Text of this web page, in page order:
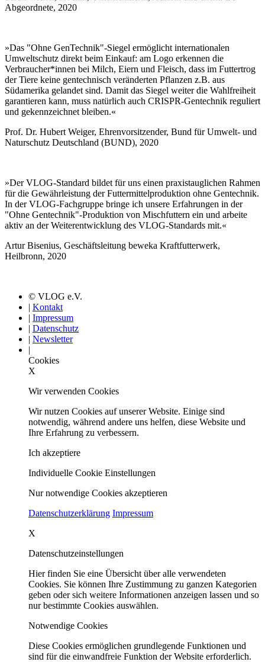
Abgeordnete, 2020
»Das "Ohne GenTechnik"-Siegel ermöglicht internationalen
Umweltschutz direkt beim Einkauf: am Logo erkennen die
Verbraucher*innen bei Milch, Eiern und Fleisch, dass im Futtertrog
der Tiere keine gentechnisch veränderten Pflanzen z.B. aus
Südamerika gelandet sind. Damit das Siegel weiter die Wahlfreiheit
garantieren kann, muss natürlich auch CRISPR-Gentechnik reguliert
und gekennzeichnet bleiben.«
Prof. Dr. Hubert Weiger, Ehrenvorsitzender, Bund für Umwelt- und
Naturschutz Deutschland (BUND), 2020
»Der VLOG-Standard bildet für uns einen praxistauglichen Rahmen
für die Gewährleistung der Futtermittelproduktion ohne Gentechnik.
In der VLOG-Fachgruppe bringe ich unsere Erfahrungen in der
"Ohne Gentechnik"-Produktion von Mischfuttern ein und arbeite
aktiv an der Weiterentwicklung des VLOG-Standards mit.«
Artur Bisenius, Geschäftsleitung beweka Kraftfutterwerk,
Heilbronn, 2020
© VLOG e.V.
| Kontakt
| Impressum
| Datenschutz
| Newsletter
|
Cookies
X
Wir verwenden Cookies
Wir nutzen Cookies auf unserer Website. Einige sind
notwendig, während andere uns helfen, diese Website und
Ihre Erfahrung zu verbessern.
Ich akzeptiere
Individuelle Cookie Einstellungen
Nur notwendige Cookies akzeptieren
Datenschutzerklärung Impressum
X
Datenschutzeinstellungen
Hier finden Sie eine Übersicht über alle verwendeten
Cookies. Sie können Ihre Zustimmung zu ganzen Kategorien
geben oder sich weitere Informationen anzeigen lassen und so
nur bestimmte Cookies auswählen.
Notwendige Cookies
Diese Cookies ermöglichen grundlegende Funktionen und
sind für die einwandfreie Funktion der Website erforderlich.